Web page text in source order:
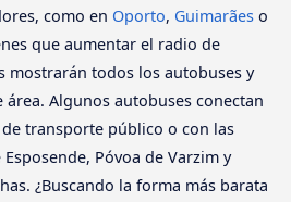
como en Oporto, Guimarães o
que aumentar el radio de
mostrarán todos los autobuses y
Algunos autobuses conectan
transporte público o con las
Póvoa de Varzim y
¿Buscando la forma más barata